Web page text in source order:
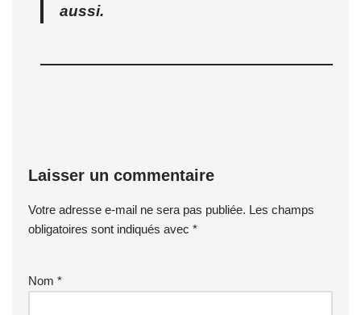
aussi.
Laisser un commentaire
Votre adresse e-mail ne sera pas publiée. Les champs
obligatoires sont indiqués avec *
Nom *